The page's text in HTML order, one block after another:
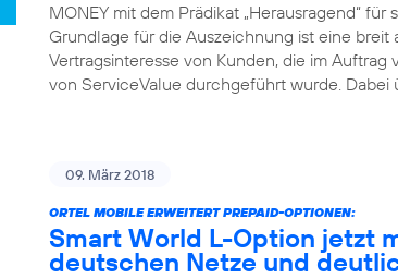
MONEY mit dem Prädikat „Herausragend“
Grundlage für die Auszeichnung ist eine
Vertragsinteresse von Kunden, die im Auftrag
von ServiceValue durchgeführt wurde.
09. März 2018
ORTEL MOBILE ERWEITERT PREPAID-OPTIONEN:
Smart World L-Option jetzt
deutschen Netze und